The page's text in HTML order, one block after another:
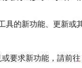
具的新功能、更新或
要求新功能，請前往